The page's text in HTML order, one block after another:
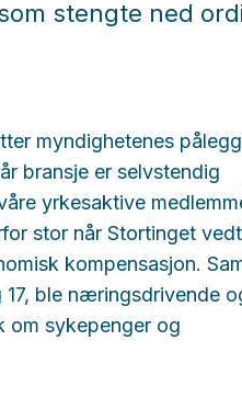
stengte ned
myndighetenes
bransje er selvstendig
yrkesaktive
stor når Stortinget
kompensasjon.
ble næringsdrivende
om sykepenger og